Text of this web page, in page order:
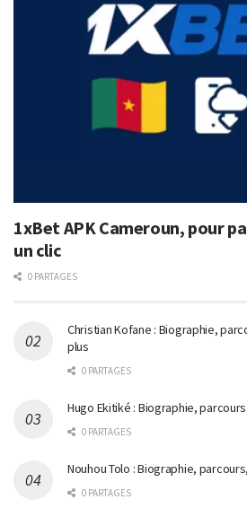
1xBet APK Cameroun, pour
un clic
0 PARTAGES
Christian Kofane : Biographie,
plus
0 PARTAGES
Hugo Ekitiké : Biographie,
0 PARTAGES
Nouhou Tolo : Biographie,
0 PARTAGES